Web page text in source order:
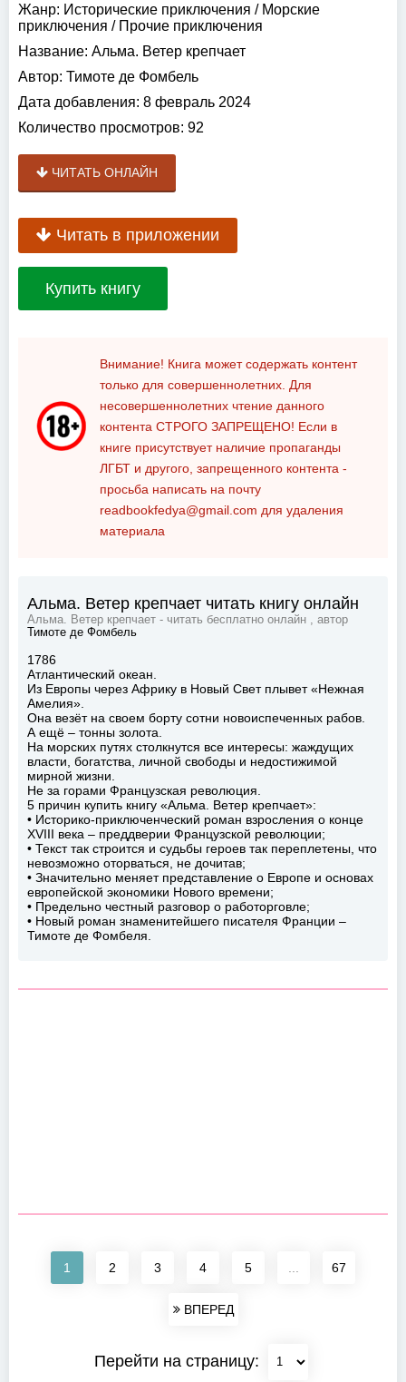
Жанр: Исторические приключения / Морские
приключения / Прочие приключения
Название: Альма. Ветер крепчает
Автор: Тимоте де Фомбель
Дата добавления: 8 февраль 2024
Количество просмотров: 92
ЧИТАТЬ ОНЛАЙН
Читать в приложении
Купить книгу
Внимание! Книга может содержать контент
только для совершеннолетних. Для
несовершеннолетних чтение данного
контента СТРОГО ЗАПРЕЩЕНО! Если в
книге присутствует наличие пропаганды
ЛГБТ и другого, запрещенного контента -
просьба написать на почту
readbookfedya@gmail.com для удаления
материала
Альма. Ветер крепчает читать книгу онлайн
Альма. Ветер крепчает - читать бесплатно онлайн , автор
Тимоте де Фомбель
1786
Атлантический океан.
Из Европы через Африку в Новый Свет плывет «Нежная
Амелия».
Она везёт на своем борту сотни новоиспеченных рабов.
А ещё – тонны золота.
На морских путях столкнутся все интересы: жаждущих
власти, богатства, личной свободы и недостижимой
мирной жизни.
Не за горами Французская революция.
5 причин купить книгу «Альма. Ветер крепчает»:
• Историко-приключенческий роман взросления о конце
XVIII века – преддверии Французской революции;
• Текст так строится и судьбы героев так переплетены, что
невозможно оторваться, не дочитав;
• Значительно меняет представление о Европе и основах
европейской экономики Нового времени;
• Предельно честный разговор о работорговле;
• Новый роман знаменитейшего писателя Франции –
Тимоте де Фомбеля.
1 2 3 4 5 67
ВПЕРЕД
Перейти на страницу: